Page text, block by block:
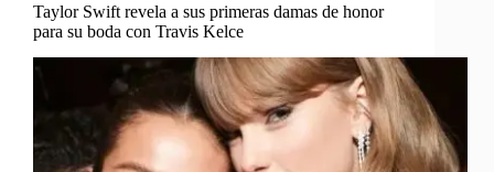
Taylor Swift revela a sus primeras damas de honor
para su boda con Travis Kelce